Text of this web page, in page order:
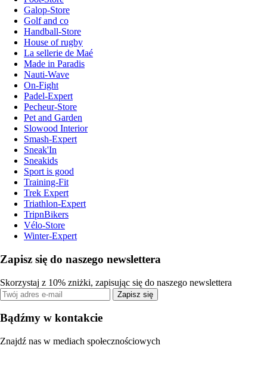
Galop-Store
Golf and co
Handball-Store
House of rugby
La sellerie de Maé
Made in Paradis
Nauti-Wave
On-Fight
Padel-Expert
Pecheur-Store
Pet and Garden
Slowood Interior
Smash-Expert
Sneak'In
Sneakids
Sport is good
Training-Fit
Trek Expert
Triathlon-Expert
TripnBikers
Vélo-Store
Winter-Expert
Zapisz się do naszego newslettera
Skorzystaj z 10% zniżki, zapisując się do naszego newslettera
Zapisz się
Bądźmy w kontakcie
Znajdź nas w mediach społecznościowych